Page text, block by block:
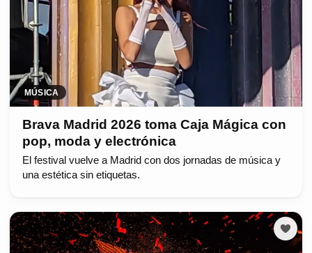
MÚSICA
Brava Madrid 2026 toma Caja Mágica con
pop, moda y electrónica
El festival vuelve a Madrid con dos jornadas de música y
una estética sin etiquetas.